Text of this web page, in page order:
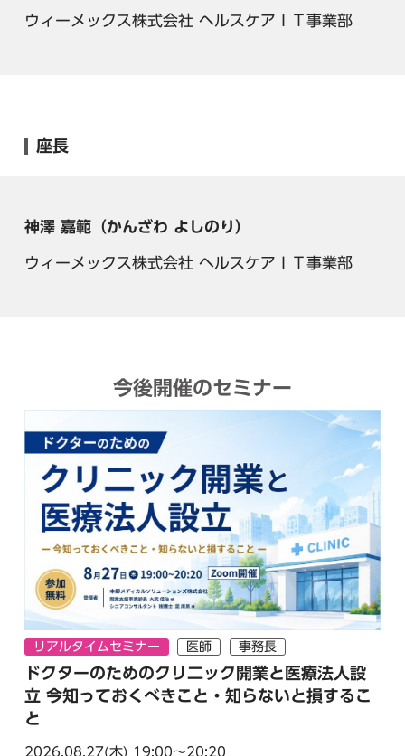
ウィーメックス株式会社 ヘルスケアＩＴ事業部
座長
神澤 嘉範（かんざわ よしのり）
ウィーメックス株式会社 ヘルスケアＩＴ事業部
今後開催のセミナー
リアルタイムセミナー 医師 事務長
ドクターのためのクリ二ック開業と医療法人設
立 今知っておくべきこと・知らないと損するこ
と
2026.08.27(木) 19:00～20:20